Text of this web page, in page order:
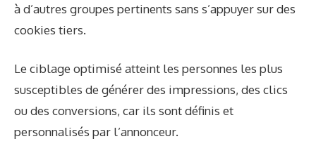
à d’autres groupes pertinents sans s’appuyer sur des
cookies tiers.
Le ciblage optimisé atteint les personnes les plus
susceptibles de générer des impressions, des clics
ou des conversions, car ils sont définis et
personnalisés par l’annonceur.